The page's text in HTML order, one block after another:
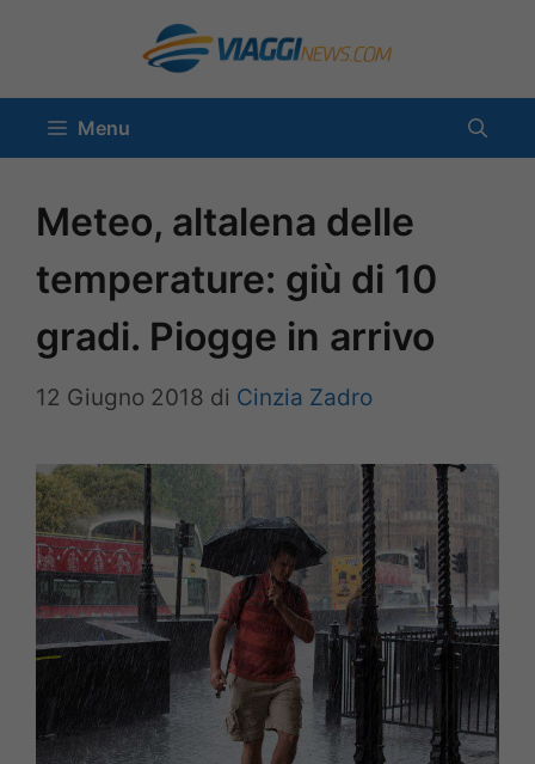
contenuto
Menu
Meteo, altalena delle
temperature: giù di 10
gradi. Piogge in arrivo
12 Giugno 2018 di Cinzia Zadro